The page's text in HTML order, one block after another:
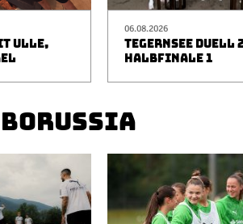
ULLE,
06.08.2026
TEGERNSEE DUELL
HALBFINALE 1